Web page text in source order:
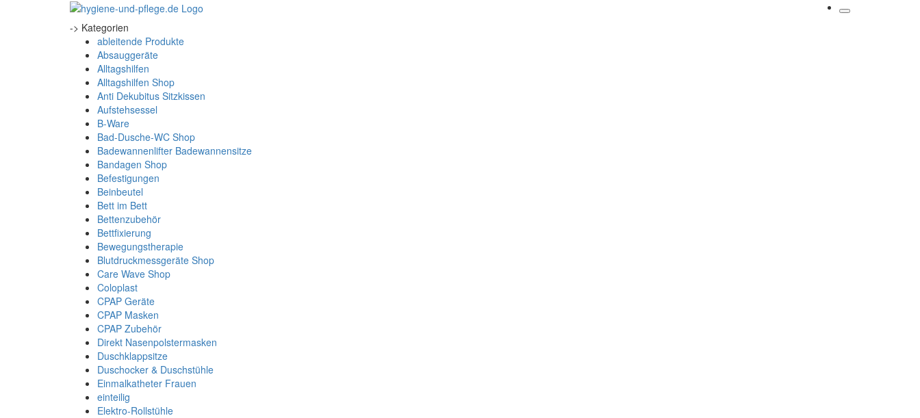
-> Kategorien
ableitende Produkte
Absauggeräte
Alltagshilfen
Alltagshilfen Shop
Anti Dekubitus Sitzkissen
Aufstehsessel
B-Ware
Bad-Dusche-WC Shop
Badewannenlifter Badewannensitze
Bandagen Shop
Befestigungen
Beinbeutel
Bett im Bett
Bettenzubehör
Bettfixierung
Bewegungstherapie
Blutdruckmessgeräte Shop
Care Wave Shop
Coloplast
CPAP Geräte
CPAP Masken
CPAP Zubehör
Direkt Nasenpolstermasken
Duschklappsitze
Duschocker & Duschstühle
Einmalkatheter Frauen
einteilig
Elektro-Rollstühle